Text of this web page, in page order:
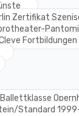
Zertifikat
Fortbildungen
Standard